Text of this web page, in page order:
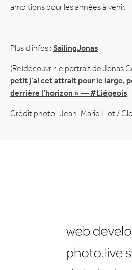
ambitions pour les années à venir.
Plus d’infos :SailingJonas
(Re)découvrir le portrait de Jonas
petit j’ai cet attrait pour le large,
derrière l’horizon » — #Liégeois
Crédit photo : Jean-Marie Liot /